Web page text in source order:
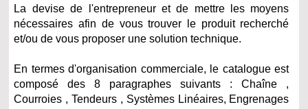
La devise de l'entrepreneur et de mettre les moyens
nécessaires afin de vous trouver le produit recherché
et/ou de vous proposer une solution technique.
En termes d'organisation commerciale, le catalogue est
composé des 8 paragraphes suivants :Chaîne ,
Courroies , Tendeurs , Systèmes Linéaires, Engrenages